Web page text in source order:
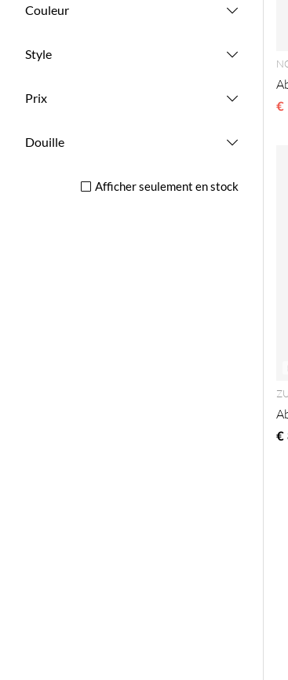
Couleur
Style
Prix
Douille
Afficher seulement en stock
€
€